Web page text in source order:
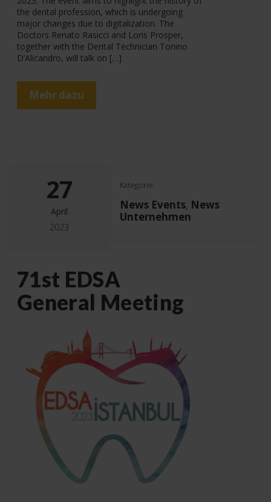
the dental profession, which is undergoing
major changes due to digitalization. The
Doctors Renato Rasicci and Loris Prosper,
together with the Dental Technician Tonino
D’Alicandro, will talk on […]
Mehr dazu
27
April
2023
Kategorie:
News Events, News
Unternehmen
71st EDSA
General Meeting